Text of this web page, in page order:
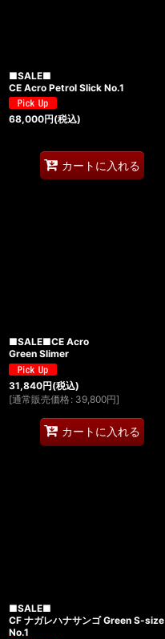
■SALE■
CE Acro Petrol Slick No.1
68,000円(税込)
カートに入れる
■SALE■CE Acro
Green Slimer
31,840円(税込)
[通常販売価格 : 39,800円]
カートに入れる
■SALE■
CF ナガレハナサンゴ Green S-size
No.1